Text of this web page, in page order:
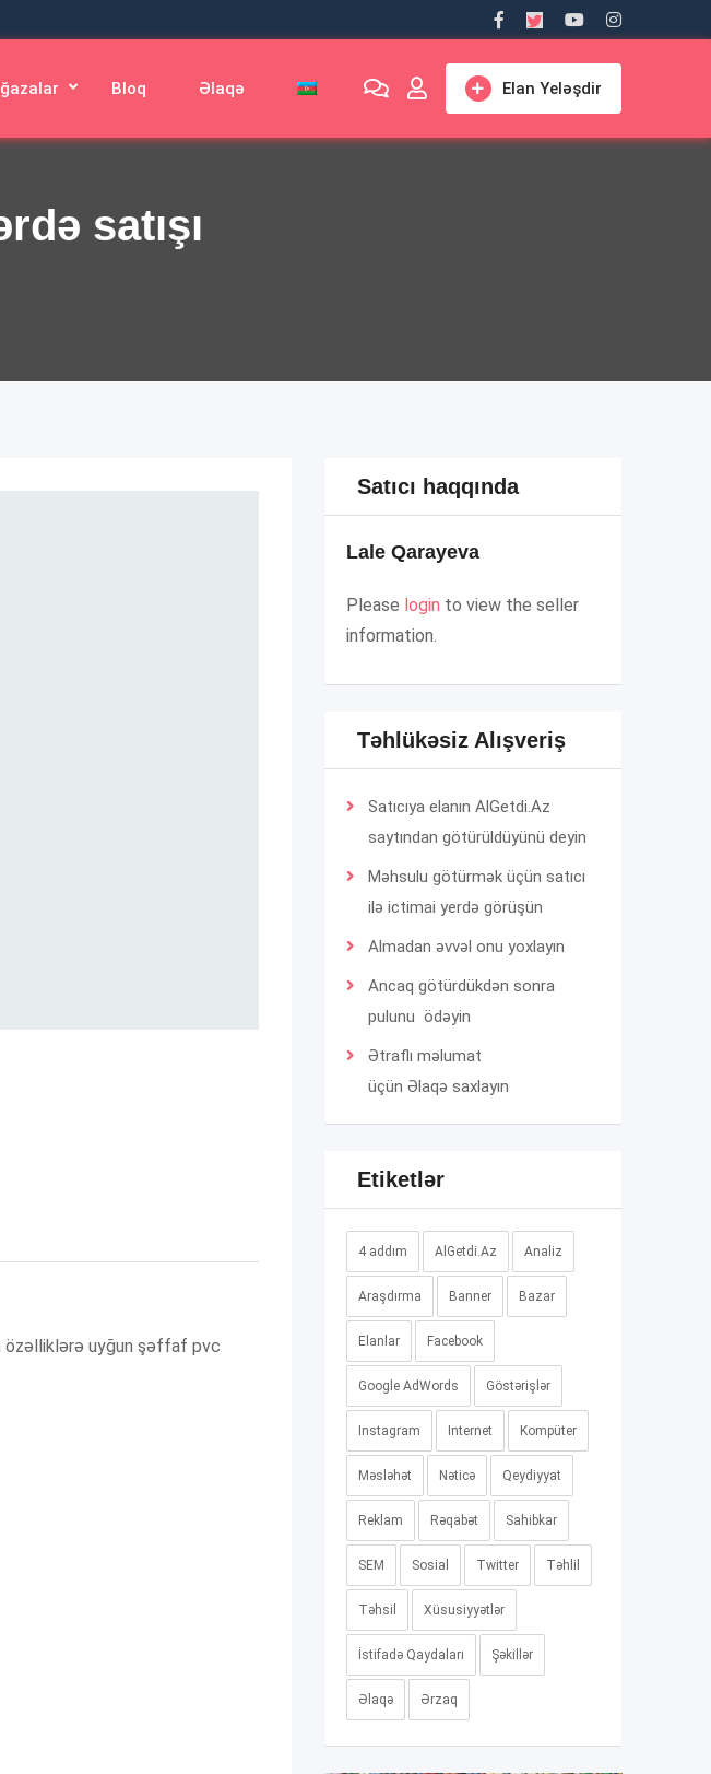
Elan Yeləşdir
Bloq Əlaqə
satışı
özəlliklərə uyğun şəffaf pvc
Satıcı haqqında
Lale Qarayeva
Please login to view the seller
information.
Təhlükəsiz Alışveriş
Satıcıya elanın AlGetdi.Az
saytından götürüldüyünü deyin
Məhsulu götürmək üçün satıcı
ilə ictimai yerdə görüşün
Almadan əvvəl onu yoxlayın
Ancaq götürdükdən sonra
pulunu ödəyin
Ətraflı məlumat
üçün Əlaqə saxlayın
Etiketlər
4 addım AlGetdi.Az Analiz
Araşdırma Banner Bazar
Elanlar Facebook
Google AdWords Göstərişlər
Instagram Internet Kompüter
Məsləhət Nəticə Qeydiyyat
Reklam Rəqabət Sahibkar
SEM Sosial Twitter Təhlil
Təhsil Xüsusiyyətlər
İstifadə Qaydaları Şəkillər
Əlaqə Ərzaq